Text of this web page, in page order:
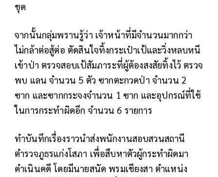
ชุด
จากนั้นกลุ่มพรานรู้ว่า เจ้าหน้าที่มีจำนวนมากกว่า
ไม่กล้าต่อสู้ต่อ ตัดสินใจทิ้งกระเป๋าเป้และวิ่งหลบหนี
เข้าป่า ตรวจสอบเป้สัมภาระที่ผู้ต้องสงสัยทิ้งไว้ ตรวจ
พบ แลน จำนวน 5 ตัว ซากตะกวดป่า จำนวน 2
ซาก และซากกระจงจำนวน 1 ซาก และอุปกรณ์ที่ใช้
ในการกระทำผิดอีก จำนวน 6 รายการ
ทำบันทึกเรื่องราวนำส่งพนักงานสอบสวนสถานี
ตำรวจภูธรแก่งโสภา เพื่อสืบหาตัวผู้กระทำผิดมา
ดำเนินคดี โดยมีนายสนัด พรมเชียงสา ตำแหน่ง